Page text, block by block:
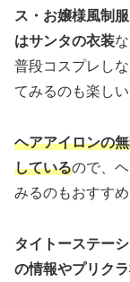
ス・お嬢様風制
はサンタの衣装
普段コスプレし
てみるのも楽しい
ヘアアイロンの
しているので、
みるのもおすすめ
タイトーステー
の情報やプリク